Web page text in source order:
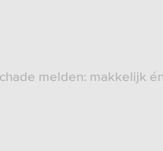
melden: makkelijk